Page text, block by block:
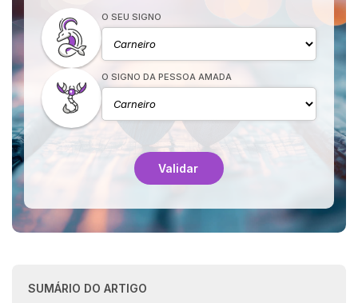
O SEU SIGNO
O SIGNO DA PESSOA AMADA
Validar
SUMÁRIO DO ARTIGO